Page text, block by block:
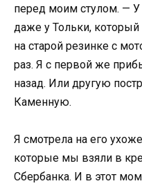
перед моим стулом. — У
даже у Тольки, который
на старой резинке с
раз. Я с первой же
назад. Или другую
Каменную.
Я смотрела на его
которые мы взяли в
Сбербанка. И в этот